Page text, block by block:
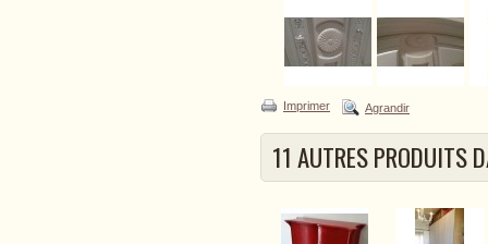
Imprimer Agrandir
11 AUTRES PRODUITS